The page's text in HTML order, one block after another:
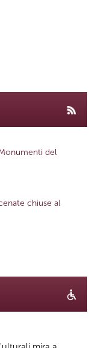
del
chiuse al